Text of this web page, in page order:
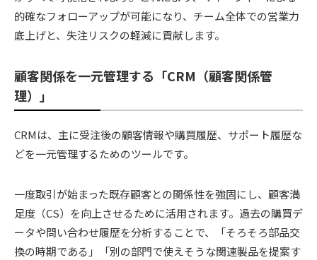
的確なフォローアップが可能になり、チーム全体での営業力
底上げと、失注リスクの軽減に貢献します。
顧客関係を一元管理する「CRM（顧客関係管
理）」
CRMは、主に受注後の顧客情報や購買履歴、サポート履歴な
どを一元管理するためのツールです。
一度取引が始まった既存顧客との関係性を強固にし、顧客満
足度（CS）を向上させるために活用されます。過去の購買デ
ータや問い合わせ履歴を分析することで、「そろそろ部品交
換の時期である」「別の部門で使えそうな関連製品を提案す